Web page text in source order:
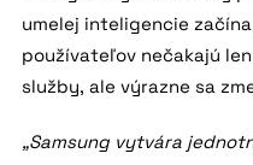
umelej inteligencie
používateľov nečakajú
služby, ale výrazne sa
„Samsung vytvára